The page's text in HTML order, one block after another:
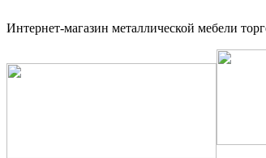
Интернет-магазин металлической мебели